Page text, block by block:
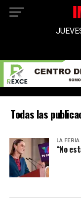
Todas las
LA FERIA
“No